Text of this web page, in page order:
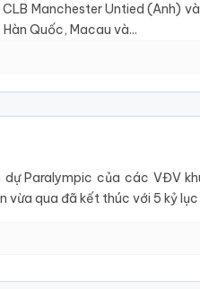
Manchester Untied (Anh)
Quốc, Macau và...
Paralympic của các VĐV
vừa qua đã kết thúc với 5 kỷ